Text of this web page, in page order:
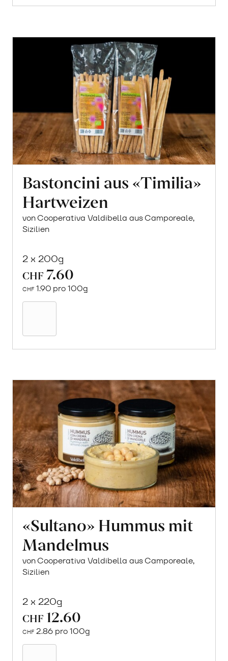
Hartweizen
Bastoncini aus «Timilia»
Hartweizen
von Cooperativa Valdibella aus Camporeale,
Sizilien
2 x 200g
CHF 7.60
CHF 1.90 pro 100g
«Sultano» Hummus mit
Mandelmus
von Cooperativa Valdibella aus Camporeale,
Sizilien
2 x 220g
CHF 12.60
CHF 2.86 pro 100g